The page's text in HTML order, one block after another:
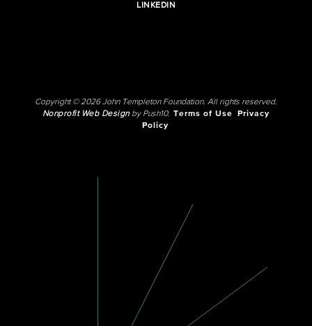
LINKEDIN
Copyright © 2026 John Templeton Foundation. All rights reserved.
Nonprofit Web Designby Push10. Terms of Use
Privacy
Policy